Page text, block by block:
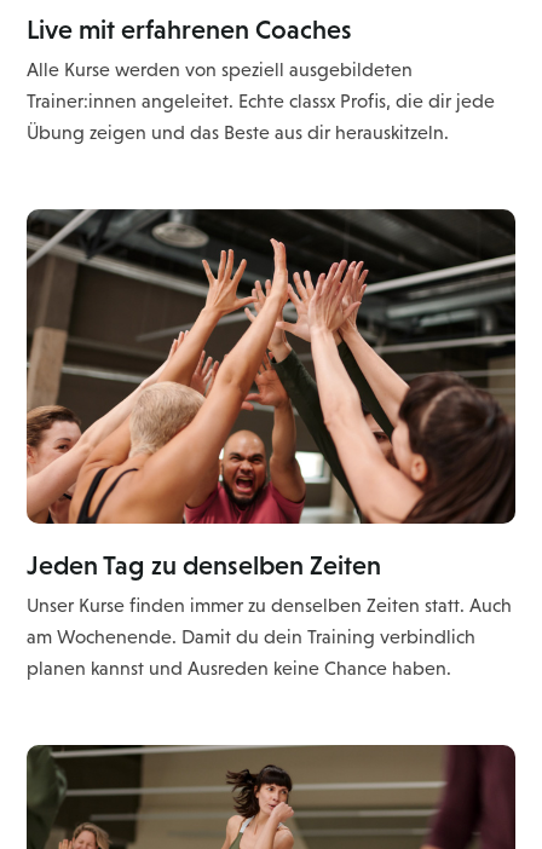
Live mit erfahrenen Coaches
Alle Kurse werden von speziell ausgebildeten
Trainer:innen angeleitet. Echte classx Profis, die dir jede
Übung zeigen und das Beste aus dir herauskitzeln.
Jeden Tag zu denselben Zeiten
Unser Kurse finden immer zu denselben Zeiten statt. Auch
am Wochenende. Damit du dein Training verbindlich
planen kannst und Ausreden keine Chance haben.